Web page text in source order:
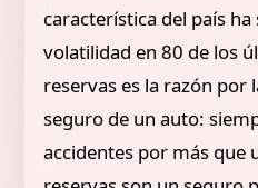
característica del país
volatilidad en 80 de los
reservas es la razón por
seguro de un auto:
accidentes por más que